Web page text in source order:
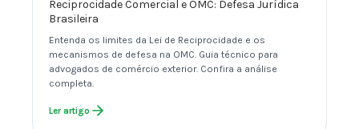
Reciprocidade Comercial e OMC: Defesa Jurídica
Brasileira
Entenda os limites da Lei de Reciprocidade e os
mecanismos de defesa na OMC. Guia técnico para
advogados de comércio exterior. Confira a análise
completa.
Ler artigo